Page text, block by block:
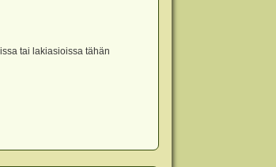
tai lakiasioissa tähän